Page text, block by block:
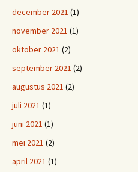
december 2021 (1)
november 2021 (1)
oktober 2021 (2)
september 2021 (2)
augustus 2021 (2)
juli 2021 (1)
juni 2021 (1)
mei 2021 (2)
april 2021 (1)